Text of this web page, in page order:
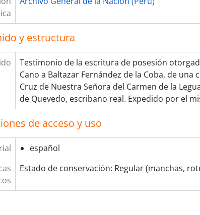
documental simple] Cuaderno
documental simple] Hospital de Santa Ana
documental compuesta] Renovación de
documental simple] Concuasación de deuda
[Unidad documental simple] Oficio
[Unidad documental simple] Certificación
de instalación] CAJA 02
de instalación] CAJA 03
de instalación] CAJA 04
PUBLIO ENRICO POLI VALDIVIA
SANTA MARÍA
TOMÁS DIÉGUEZ
y estructura
Testimonio de la escritura de posesión
Cano a Baltazar Fernández de la Coba, de una
Cruz de Nuestra Señora del Carmen de la
de Quevedo, escribano real. Expedido por el
de acceso y uso
español
Estado de conservación: Regular (manchas,